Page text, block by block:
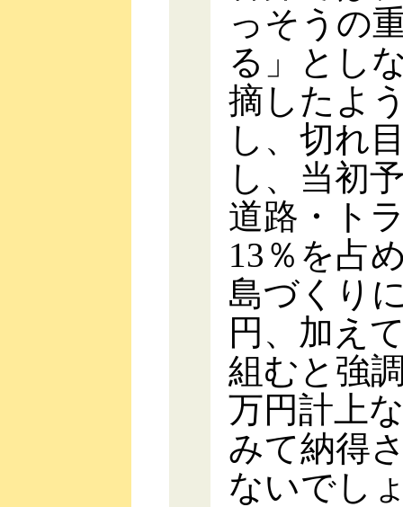
っそうの
る」とし
摘したよ
し、切れ
し、当初
道路・ト
13％を占
島づくり
円、加え
組むと強
万円計上
みて納得
ないでし